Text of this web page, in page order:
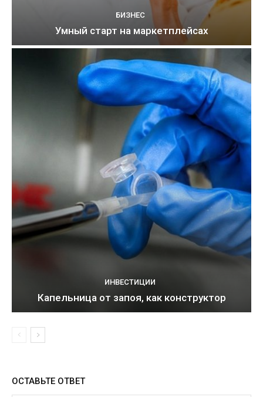
БИЗНЕС
Умный старт на маркетплейсах
ИНВЕСТИЦИИ
Капельница от запоя, как конструктор
ОСТАВЬТЕ ОТВЕТ